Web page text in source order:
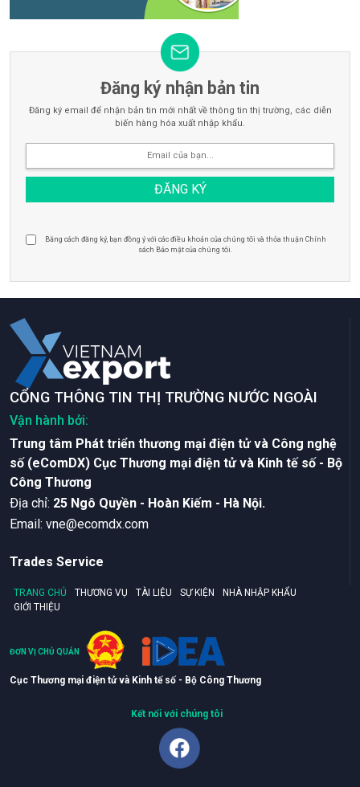
Đăng ký nhận bản tin
Đăng ký email để nhận bản tin mới nhất về thông tin thị trường, các diễn
biến hàng hóa xuất nhập khẩu.
Bằng cách đăng ký, bạn đồng ý với các điều khoản của chúng tôi và thỏa thuận Chính
sách Bảo mật của chúng tôi.
CỔNG THÔNG TIN THỊ TRƯỜNG NƯỚC NGOÀI
Vận hành bởi:
Trung tâm Phát triển thương mại điện tử và Công nghệ
số (eComDX) Cục Thương mại điện tử và Kinh tế số - Bộ
Công Thương
Ðịa chỉ: 25 Ngô Quyền - Hoàn Kiếm - Hà Nội.
Email: vne@ecomdx.com
Trades Service
TRANG CHỦ THƯƠNG VỤ TÀI LIỆU SỰ KIỆN
NHÀ NHẬP KHẨU
GIỚI THIỆU
ĐƠN VỊ CHỦ QUẢN
Cục Thương mại điện tử và Kinh tế số - Bộ Công Thương
Kết nối với chúng tôi